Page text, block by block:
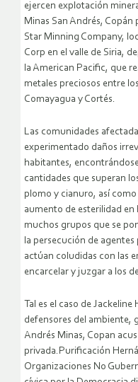
ejercen explotación
Minas San Andrés, Copán
Star Minning Company,
Corp en el valle de Siria,
la American Pacific, que
metales preciosos entre
Comayagua y Cortés.
Las comunidades
experimentado daños
habitantes,
cantidades que superan
plomo y cianuro, así
aumento de esterilidad
muchos grupos que se
la persecución de
actúan coludidas con las
encarcelar y juzgar a los
Tal es el caso de
defensores del ambiente,
Andrés Minas, Copan
privada.Purificación
Organizaciones No